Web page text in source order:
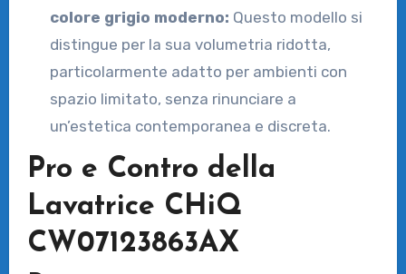
colore grigio moderno: Questo modello si
distingue per la sua volumetria ridotta,
particolarmente adatto per ambienti con
spazio limitato, senza rinunciare a
un’estetica contemporanea e discreta.
Pro e Contro della
Lavatrice CHiQ
CW07123863AX